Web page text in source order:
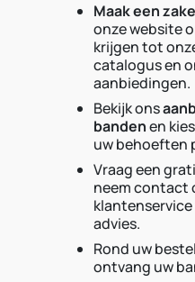
Maak een
onze website
krijgen tot
catalogus en
aanbiedingen.
Bekijk ons
bandenen
uw behoeften
Vraag een
neem contact
advies.
Rond uw
ontvang uw